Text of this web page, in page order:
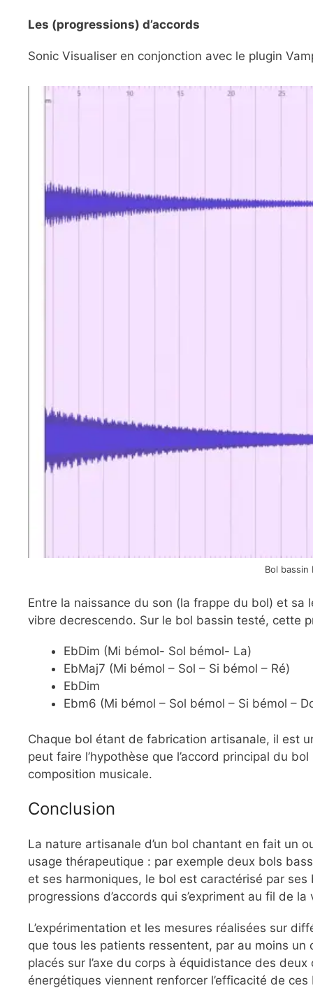
Les (progressions) d’accords
Sonic Visualiser en conjonction avec le plugin
Bol bassin
Entre la naissance du son (la frappe du bol) et
vibre decrescendo. Sur le bol bassin testé, cette
EbDim (Mi bémol- Sol bémol- La)
EbMaj7 (Mi bémol – Sol – Si bémol – Ré)
EbDim
Ebm6 (Mi bémol – Sol bémol – Si bémol –
Chaque bol étant de fabrication artisanale, il est
peut faire l’hypothèse que l’accord principal du
composition musicale.
Conclusion
La nature artisanale d’un bol chantant en fait un
usage thérapeutique : par exemple deux bols
et ses harmoniques, le bol est caractérisé par
progressions d’accords qui s’expriment au fil de
L’expérimentation et les mesures réalisées sur
que tous les patients ressentent, par au moins
placés sur l’axe du corps à équidistance des
énergétiques viennent renforcer l’efficacité de